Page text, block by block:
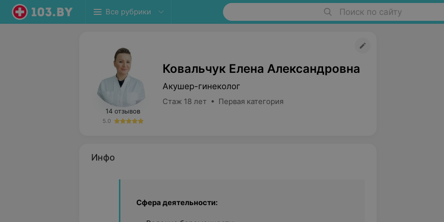
Все рубрики Поиск по сайту
14 отзывов
5.0
Ковальчук Елена Александровна
Акушер-гинеколог
Стаж 18 лет • Первая категория
Инфо
Сфера деятельности: